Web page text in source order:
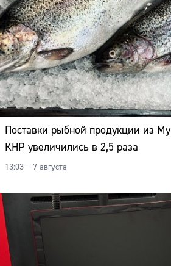
Поставки рыбной продукции из
КНР увеличились в 2,5 раза
13:03 – 7 августа